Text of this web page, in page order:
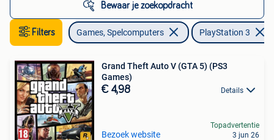
Bewaar je zoekopdracht
Filters Games, Spelcomputers PlayStation 3
Grand Theft Auto V (GTA 5) (PS3
Games)
€ 4,98 Details
Bezoek website
Topadvertentie
3 jun 26